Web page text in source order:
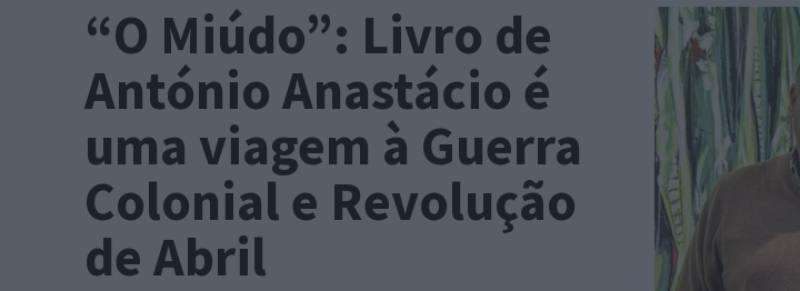
“O Miúdo”: Livro de
António Anastácio é
uma viagem à Guerra
Colonial e Revolução
de Abril